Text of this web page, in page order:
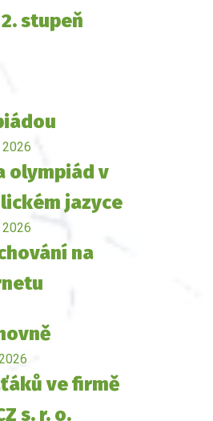
stupeň
2026
olympiád v
jazyce
2026
na
ve firmě
s. r. o.